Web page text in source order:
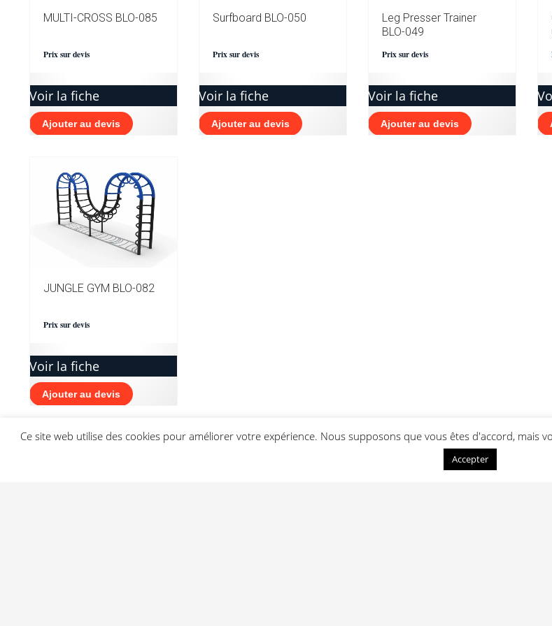
MULTI-CROSS BLO-085
Prix sur devis
Voir la fiche
Ajouter au devis
Surfboard BLO-050
Prix sur devis
Voir la fiche
Ajouter au devis
Leg Presser Trainer
BLO-049
Prix sur devis
Voir la fiche
Ajouter au devis
JUNGLE GYM BLO-082
Prix sur devis
Voir la fiche
Ajouter au devis
PRODUITS SIMILAIRES
Ce site web utilise des cookies pour améliorer votre expérience. Nous supposons que vous êtes d'accord, mais
Accepter